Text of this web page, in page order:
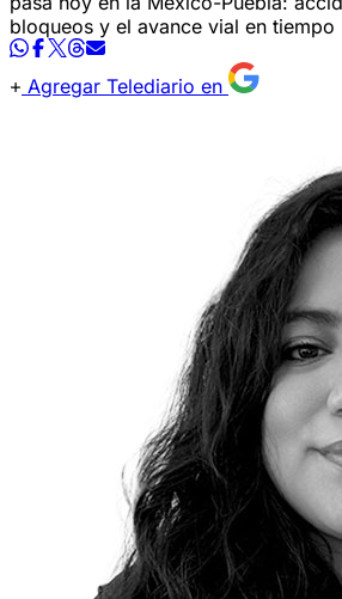
bloqueos y el avance vial en tiempo
Agregar Telediario en